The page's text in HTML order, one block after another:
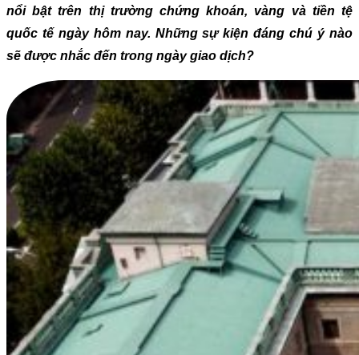
nổi bật trên thị trường chứng khoán, vàng và tiền tệ
quốc tế ngày hôm nay. Những sự kiện đáng chú ý nào
sẽ được nhắc đến trong ngày giao dịch?